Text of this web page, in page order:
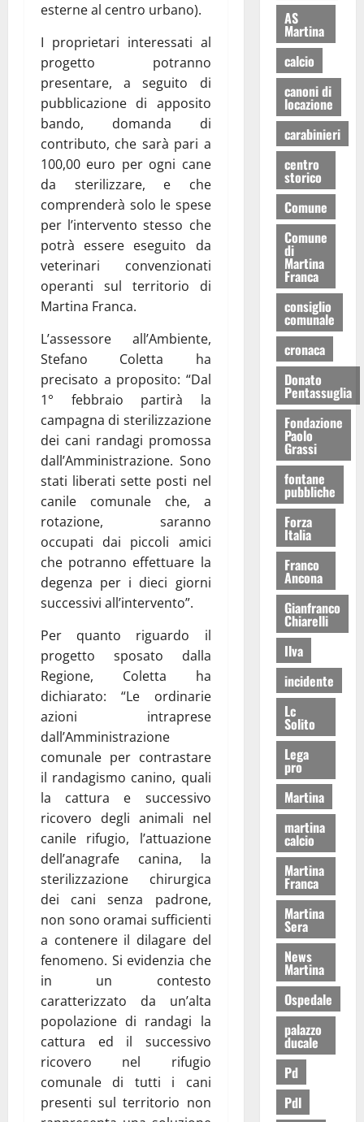
esterne al centro urbano).
I proprietari interessati al
progetto potranno
presentare, a seguito di
pubblicazione di apposito
bando, domanda di
contributo, che sarà pari a
100,00 euro per ogni cane
da sterilizzare, e che
comprenderà solo le spese
per l’intervento stesso che
potrà essere eseguito da
veterinari convenzionati
operanti sul territorio di
Martina Franca.
L’assessore all’Ambiente,
Stefano Coletta ha
precisato a proposito: “Dal
1° febbraio partirà la
campagna di sterilizzazione
dei cani randagi promossa
dall’Amministrazione. Sono
stati liberati sette posti nel
canile comunale che, a
rotazione, saranno
occupati dai piccoli amici
che potranno effettuare la
degenza per i dieci giorni
successivi all’intervento”.
Per quanto riguardo il
progetto sposato dalla
Regione, Coletta ha
dichiarato: “Le ordinarie
azioni intraprese
dall’Amministrazione
comunale per contrastare
il randagismo canino, quali
la cattura e successivo
ricovero degli animali nel
canile rifugio, l’attuazione
dell’anagrafe canina, la
sterilizzazione chirurgica
dei cani senza padrone,
non sono oramai sufficienti
a contenere il dilagare del
fenomeno. Si evidenzia che
in un contesto
caratterizzato da un’alta
popolazione di randagi la
cattura ed il successivo
ricovero nel rifugio
comunale di tutti i cani
presenti sul territorio non
AS
Martina
calcio
canoni di
locazione
carabinieri
centro
storico
Comune
Comune
di
Martina
Franca
consiglio
comunale
cronaca
Donato
Pentassuglia
Fondazione
Paolo
Grassi
fontane
pubbliche
Forza
Italia
Franco
Ancona
Gianfranco
Chiarelli
Ilva
incidente
Lc
Solito
Lega
pro
Martina
martina
calcio
Martina
Franca
Martina
Sera
News
Martina
Ospedale
palazzo
ducale
Pd
Pdl